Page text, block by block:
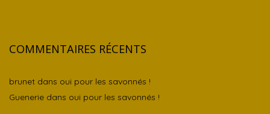
COMMENTAIRES RÉCENTS
brunet dans oui pour les savonnés !
Guenerie dans oui pour les savonnés !